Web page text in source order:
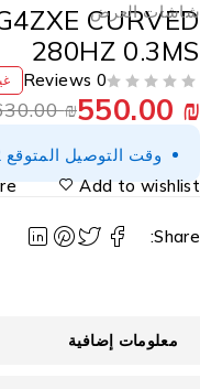
العرض
280HZ
0 Reviews
₪550.00
وقت التوصيل المتوقع 2-3 أيام (توصيل سريع)
Add to
معلومات إضافية